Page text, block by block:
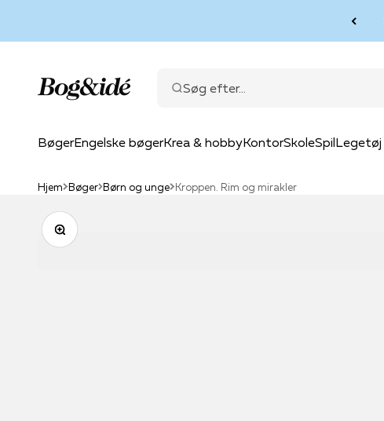
BøgerEngelske bøgerKrea & hobbyKontorSkoleSpilLegetøj
Søg efter...
Bog & idé
Hjem Bøger Børn og unge Kroppen. Rim og mirakler
Zoom